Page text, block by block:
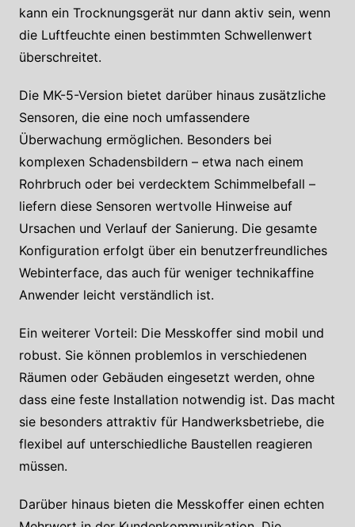
kann ein Trocknungsgerät nur dann aktiv sein, wenn
die Luftfeuchte einen bestimmten Schwellenwert
überschreitet.
Die MK-5-Version bietet darüber hinaus zusätzliche
Sensoren, die eine noch umfassendere
Überwachung ermöglichen. Besonders bei
komplexen Schadensbildern – etwa nach einem
Rohrbruch oder bei verdecktem Schimmelbefall –
liefern diese Sensoren wertvolle Hinweise auf
Ursachen und Verlauf der Sanierung. Die gesamte
Konfiguration erfolgt über ein benutzerfreundliches
Webinterface, das auch für weniger technikaffine
Anwender leicht verständlich ist.
Ein weiterer Vorteil: Die Messkoffer sind mobil und
robust. Sie können problemlos in verschiedenen
Räumen oder Gebäuden eingesetzt werden, ohne
dass eine feste Installation notwendig ist. Das macht
sie besonders attraktiv für Handwerksbetriebe, die
flexibel auf unterschiedliche Baustellen reagieren
müssen.
Darüber hinaus bieten die Messkoffer einen echten